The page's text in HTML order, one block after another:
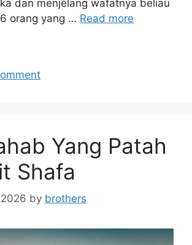
dan menjelang wafatnya beliau
orang yang … Read more
Yang Patah
Shafa
by brothers